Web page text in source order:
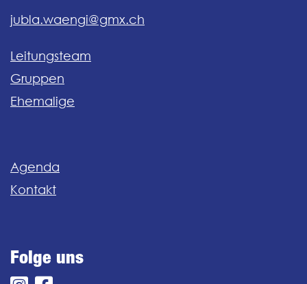
jubla.waengi@gmx.ch
Leitungsteam
Gruppen
Ehemalige
Agenda
Kontakt
Folge uns